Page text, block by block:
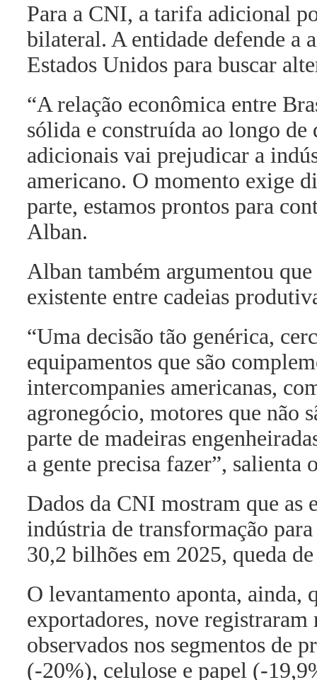
Para a CNI, a tarifa adicional
bilateral. A entidade defende a
Estados Unidos para buscar
“A relação econômica entre
sólida e construída ao longo de
adicionais vai prejudicar a
americano. O momento exige
parte, estamos prontos para
Alban.
Alban também argumentou
existente entre cadeias
“Uma decisão tão genérica,
equipamentos que são
intercompanies americanas,
agronegócio, motores que não
parte de madeiras
a gente precisa fazer”, salienta
Dados da CNI mostram que as
indústria de transformação
30,2 bilhões em 2025, queda
O levantamento aponta, ainda,
exportadores, nove
observados nos segmentos de
(-20%), celulose e papel (-